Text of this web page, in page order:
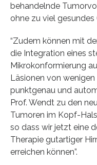
behandelnde
ohne zu viel
“Zudem können mit
die Integration eines
Mikrokonformierung
Läsionen von
punktgenau und
Prof. Wendt zu den
Tumoren im Kopf-
so dass wir jetzt eine
Therapie gutartiger
erreichen können”.